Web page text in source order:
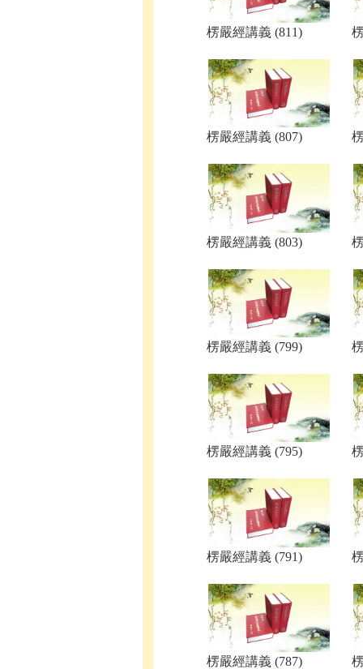
楞嚴經講義 (811)
楞嚴經講義 (807)
楞嚴經講義 (803)
楞嚴經講義 (799)
楞嚴經講義 (795)
楞嚴經講義 (791)
楞嚴經講義 (787)